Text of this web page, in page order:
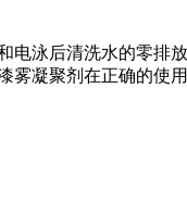
电泳后清洗水的零排
凝聚剂在正确的使